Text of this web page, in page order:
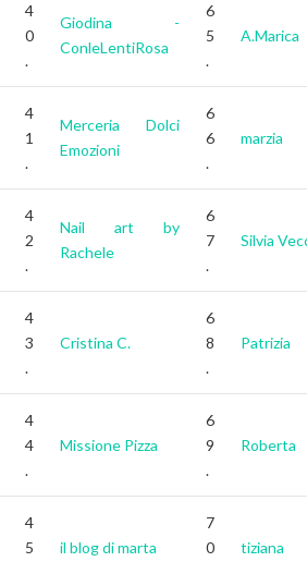
4
0
.
Giodina -
ConleLentiRosa
6
5
.
A.Marica
4
1
.
Merceria Dolci
Emozioni
6
6
.
marzia
4
2
.
Nail art by
Rachele
6
7
.
Silvia
4
3
.
Cristina C.
6
8
.
Patrizia
4
4
.
Missione Pizza
6
9
.
Roberta
4
5
il blog di marta
7
0
tiziana